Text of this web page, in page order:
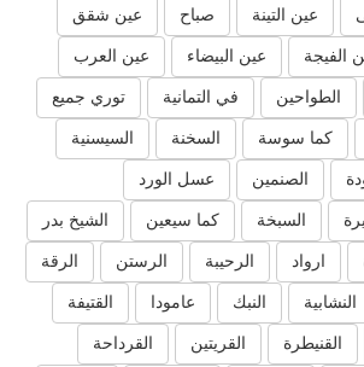
عين التينة صباح عين شقق
الفيجة عين البيضاء عين العرب
الطواحين في التمانية توري جميع
كما سوسة السخنة السيسنية
الصنمين عسل الورد
السبخة كما سيعين الشيخ بدر
ارواد الرحيبة الرستن الرقة
النشابية النبك عامودا القتيفة
القنيطرة القريتين القرداحة